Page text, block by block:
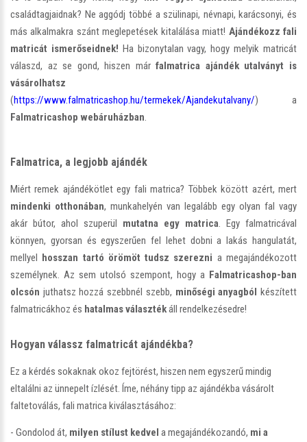
családtagjaidnak? Ne aggódj többé a szülinapi, névnapi, karácsonyi, és
más alkalmakra szánt meglepetések kitalálása miatt! Ajándékozz fali
matricát ismerőseidnek! Ha bizonytalan vagy, hogy melyik matricát
válaszd, az se gond, hiszen márfalmatrica ajándék utalványt is
vásárolhatsz
(https://www.falmatricashop.hu/termekek/Ajandekutalvany/) a
Falmatricashop webáruházban.
Falmatrica, a legjobb ajándék
Miért remek ajándékötlet egy fali matrica? Többek között azért, mert
mindenki otthonában, munkahelyén van legalább egy olyan fal vagy
akár bútor, ahol szuperül mutatna egy matrica. Egy falmatricával
könnyen, gyorsan és egyszerűen fel lehet dobni a lakás hangulatát,
mellyel hosszan tartó örömöt tudsz szerezni a megajándékozott
személynek. Az sem utolsó szempont, hogy a Falmatricashop-ban
olcsón juthatsz hozzá szebbnél szebb, minőségi anyagból készített
falmatricákhoz és hatalmas választékáll rendelkezésedre!
Hogyan válassz falmatricát ajándékba?
Ez a kérdés sokaknak okoz fejtörést, hiszen nem egyszerű mindig
eltalálni az ünnepelt ízlését. Íme, néhány tipp az ajándékba vásárolt
faltetoválás, fali matrica kiválasztásához:
- Gondolod át, milyen stílust kedvel a megajándékozandó, mi a